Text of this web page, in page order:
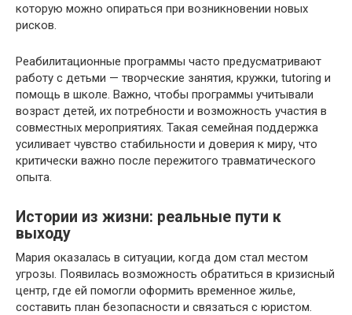
которую можно опираться при возникновении новых
рисков.
Реабилитационные программы часто предусматривают
работу с детьми — творческие занятия, кружки, tutoring и
помощь в школе. Важно, чтобы программы учитывали
возраст детей, их потребности и возможность участия в
совместных мероприятиях. Такая семейная поддержка
усиливает чувство стабильности и доверия к миру, что
критически важно после пережитого травматического
опыта.
Истории из жизни: реальные пути к
выходу
Мария оказалась в ситуации, когда дом стал местом
угрозы. Появилась возможность обратиться в кризисный
центр, где ей помогли оформить временное жилье,
составить план безопасности и связаться с юристом.